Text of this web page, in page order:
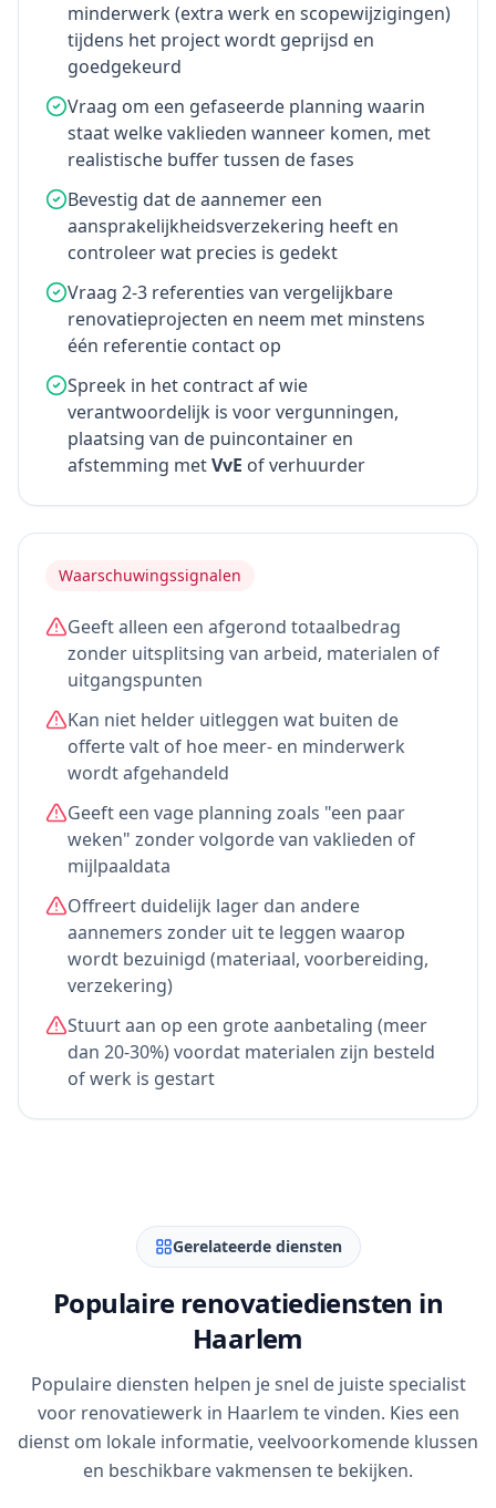
minderwerk (extra werk en scopewijzigingen)
tijdens het project wordt geprijsd en
goedgekeurd
Vraag om een gefaseerde planning waarin
staat welke vaklieden wanneer komen, met
realistische buffer tussen de fases
Bevestig dat de aannemer een
aansprakelijkheidsverzekering heeft en
controleer wat precies is gedekt
Vraag 2-3 referenties van vergelijkbare
renovatieprojecten en neem met minstens
één referentie contact op
Spreek in het contract af wie
verantwoordelijk is voor vergunningen,
plaatsing van de puincontainer en
afstemming metVvE of verhuurder
Waarschuwingssignalen
Geeft alleen een afgerond totaalbedrag
zonder uitsplitsing van arbeid, materialen of
uitgangspunten
Kan niet helder uitleggen wat buiten de
offerte valt of hoe meer- en minderwerk
wordt afgehandeld
Geeft een vage planning zoals "een paar
weken" zonder volgorde van vaklieden of
mijlpaaldata
Offreert duidelijk lager dan andere
aannemers zonder uit te leggen waarop
wordt bezuinigd (materiaal, voorbereiding,
verzekering)
Stuurt aan op een grote aanbetaling (meer
dan 20-30%) voordat materialen zijn besteld
of werk is gestart
Gerelateerde diensten
Populaire renovatiediensten in
Haarlem
Populaire diensten helpen je snel de juiste specialist
voor renovatiewerk in Haarlem te vinden. Kies een
dienst om lokale informatie, veelvoorkomende klussen
en beschikbare vakmensen te bekijken.